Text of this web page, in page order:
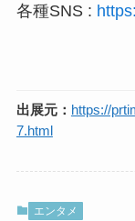
各種SNS :
出展元： https://
7.html
エンタメ